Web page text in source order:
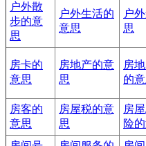
户外散
步的意
思
户外生活的
意思
户
思
房卡的
意思
房地产的意
思
房
的
房客的
意思
房屋税的意
思
房
险